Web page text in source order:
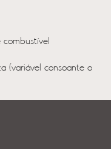
(variável consoante o